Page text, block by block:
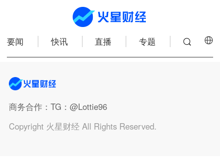
要闻 快讯 直播 专题
商务合作：TG：@Lottie96
Copyright 火星财经 All Rights Reserved.